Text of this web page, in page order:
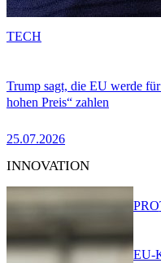
Trump sagt, die EU werde
hohen Preis“ zahlen
25.07.2026
TECH
INNOVATION
EU-
PRO